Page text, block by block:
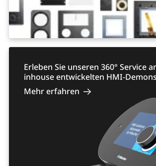
Erleben Sie unseren 360° Service
inhouse entwickelten HMI-
Mehr erfahren